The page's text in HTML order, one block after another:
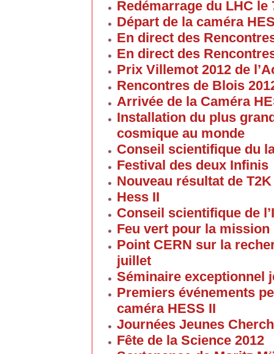
Redémarrage du LHC le
Départ de la caméra
En direct des
En direct des
Prix Villemot 2012 de
Rencontres de Blois
Arrivée de la Caméra
Installation du plus
cosmique au monde
Conseil scientifique du
Festival des deux Infinis
Nouveau résultat de T2K
Hess II
Conseil scientifique de
Feu vert pour la
Point CERN sur la
juillet
Séminaire exceptionnel
Premiers événements
caméra HESS II
Journées Jeunes
Fête de la Science 2012